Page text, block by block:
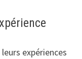
expériences